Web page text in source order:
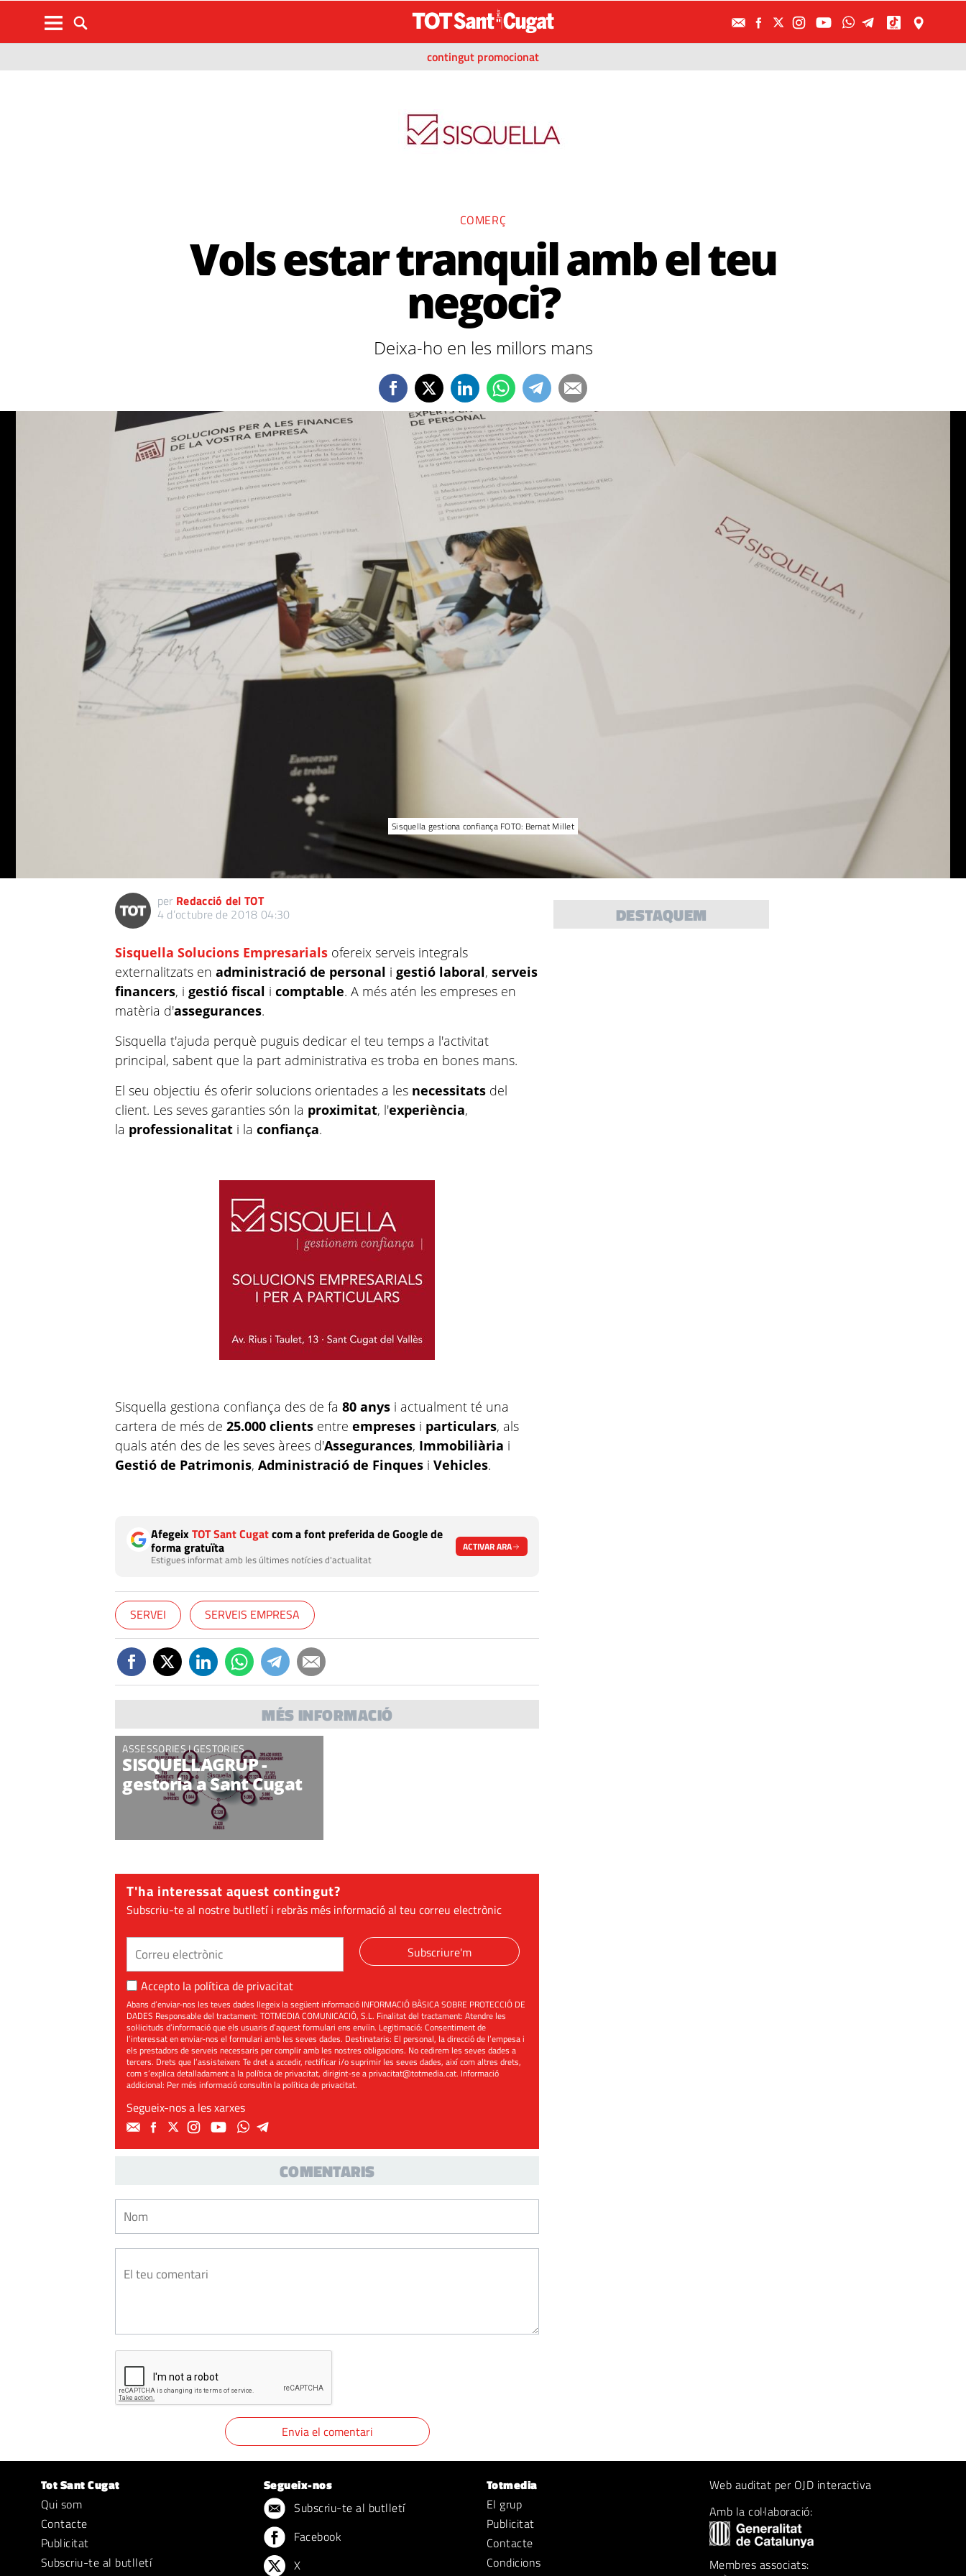
contingut promocionat
COMERÇ
Vols estar tranquil amb el teu
negoci?
Deixa-ho en les millors mans
Sisquella gestiona confiança FOTO: Bernat Millet
per Redacció del TOT
4 d’octubre de 2018 04:30
Sisquella Solucions Empresarials ofereix serveis integrals
externalitzats enadministració de personal igestió laboral,serveis
financers, igestió fiscal icomptable. A més atén les empreses en
matèria d'assegurances.
Sisquella t'ajuda perquè puguis dedicar el teu temps a l'activitat
principal, sabent que la part administrativa es troba en bones mans.
El seu objectiu és oferir solucions orientades a les necessitats del
client. Les seves garanties són la proximitat, l'experiència,
la professionalitat i laconfiança.
Sisquella gestiona confiança des de fa80 anys i actualment té una
cartera de més de25.000 clients entreempreses i particulars, als
quals atén des de les seves àrees d'Assegurances, Immobiliària i
Gestió de Patrimonis,Administració de Finques iVehicles.
AfegeixTOT Sant Cugatcom a font preferida de Google de
forma gratuïta
Estigues informat amb les últimes notícies d'actualitat
ACTIVAR ARA
SERVEI SERVEIS EMPRESA
MÉS INFORMACIÓ
ASSESSORIES I GESTORIES
SISQUELLAGRUP -
gestoria a Sant Cugat
T'ha interessat aquest contingut?
Subscriu-te al nostre butlletí i rebràs més informació al teu correu electrònic
Subscriure'm
Accepto la política de privacitat
Abans d’enviar-nos les teves dades llegeix la següent informació INFORMACIÓ BÀSICA SOBRE PROTECCIÓ DE
DADES Responsable del tractament: TOTMEDIA COMUNICACIÓ, S.L. Finalitat del tractament: Atendre les
sol·licituds d’informació que els usuaris d’aquest formulari ens enviïn. Legitimació: Consentiment de
l’interessat en enviar-nos el formulari amb les seves dades. Destinataris: El personal, la direcció de l’empesa i
els prestadors de serveis necessaris per complir amb les nostres obligacions. No cedirem les seves dades a
tercers. Drets que l’assisteixen: Te dret a accedir, rectificar i/o suprimir les seves dades, així com altres drets,
com s’explica detalladament a la política de privacitat, dirigint-se aprivacitat@totmedia.cat. Informació
addicional: Per més informació consultin lapolítica de privacitat.
Segueix-nos a les xarxes
COMENTARIS
DESTAQUEM
Tot Sant Cugat
Qui som
Contacte
Publicitat
Subscriu-te al butlletí
Segueix-nos
Subscriu-te al butlletí
Facebook
X
Totmedia
El grup
Publicitat
Contacte
Condicions
Web auditat per OJD interactiva
Amb la col·laboració:
Membres associats: